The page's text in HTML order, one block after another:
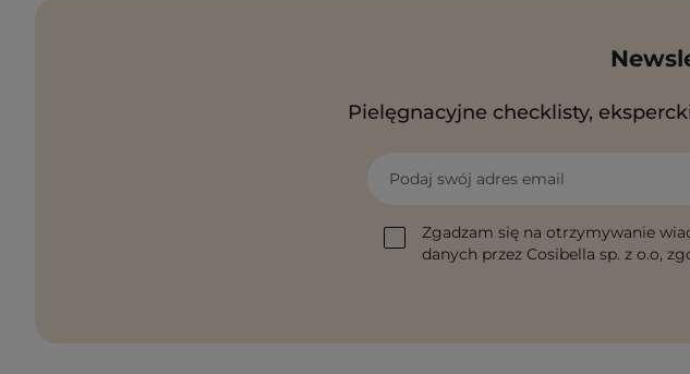
Pielęgnacyjne checklisty,
Podaj swój adres email
Zgadzam się na otrzymywanie
danych przez Cosibella sp. z o.o,